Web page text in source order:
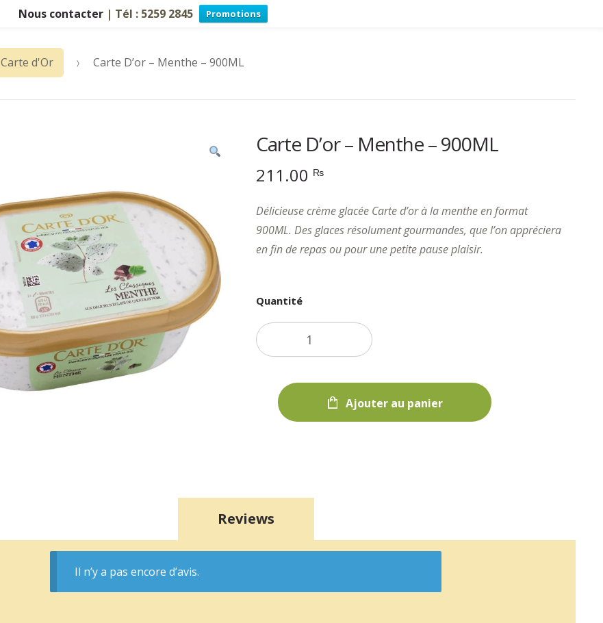
Nous contacter | Tél : 5259 2845 Promotions
Carte d'Or Carte D’or – Menthe – 900ML
Carte D’or – Menthe – 900ML
211.00 ₨
Délicieuse crème glacée Carte d’or à la menthe en format
900ML. Des glaces résolument gourmandes, que l’on appréciera
en fin de repas ou pour une petite pause plaisir.
Quantité
Ajouter au panier
Reviews
Il n’y a pas encore d’avis.